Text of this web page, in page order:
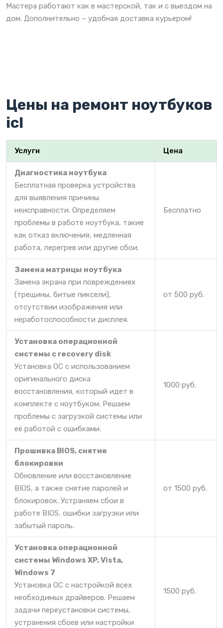
Мастера работают как в мастерской, так и с выездом на
дом. Дополнительно – удобная доставка курьером!
Цены на ремонт ноутбуков
icl
Услуги Цена
Диагностика ноутбука
Бесплатная проверка устройства
для выявления причины
неисправности. Определяем
проблемы в работе ноутбука, такие
как отказ включения, медленная
работа, перегрев или другие сбои.
Бесплатно
Замена матрицы ноутбука
Замена экрана при повреждениях
(трещины, битые пиксели),
отсутствии изображения или
неработоспособности дисплея.
от 500 руб.
Установка операционной
системы c recovery disk
Установка ОС с использованием
оригинального диска
восстановления, который идет в
комплекте с ноутбуком. Решаем
проблемы с загрузкой системы или
её работой с ошибками.
1000 руб.
Прошивка BIOS, снятие
блокировки
Обновление или восстановление
BIOS, а также снятие паролей и
блокировок. Устраняем сбои в
работе BIOS, ошибки загрузки или
забытый пароль.
от 1500 руб.
Установка операционной
системы Windows XP, Vista,
Windows 7
Установка ОС с настройкой всех
необходимых драйверов. Решаем
задачи переустановки системы,
устранения сбоев или настройки
1500 руб.